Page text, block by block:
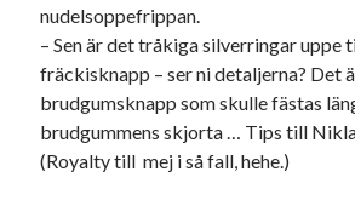
nudelsoppefrippan.
– Sen är det tråkiga silverringar uppe
fräckisknapp – ser ni detaljerna? Det
brudgumsknapp som skulle fästas
brudgummens skjorta … Tips till
(Royalty till mej i så fall, hehe.)